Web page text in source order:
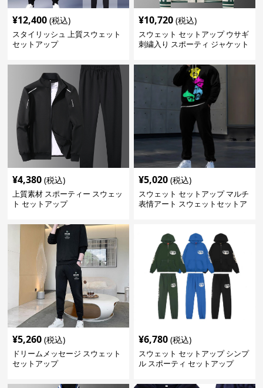
¥12,400 (税込)
スタイリッシュ 上質スウェット
セットアップ
¥10,720 (税込)
スウェット セットアップ ウサギ
刺繍入り スポーティ ジャケット
¥4,380 (税込)
上質素材 スポーティー スウェッ
ト セットアップ
¥5,020 (税込)
スウェット セットアップ マルチ
表情アート スウェットセットア
¥5,260 (税込)
ドリームメッセージ スウェット
セットアップ
¥6,780 (税込)
スウェット セットアップ シンプ
ル スポーティ セットアップ